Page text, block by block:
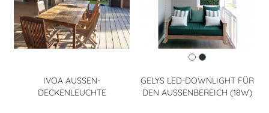
IVOA AUSSEN-D
ECKENLEUCHTE
GELYS LED-DOWNLIGHT FÜR
DEN AUSSENBEREICH (18W)